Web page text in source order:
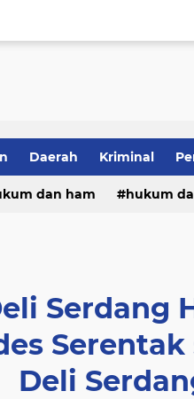
Daerah Kriminal
dan ham hukum
Serdang
Deli